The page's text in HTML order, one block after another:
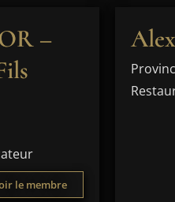
–
le membre